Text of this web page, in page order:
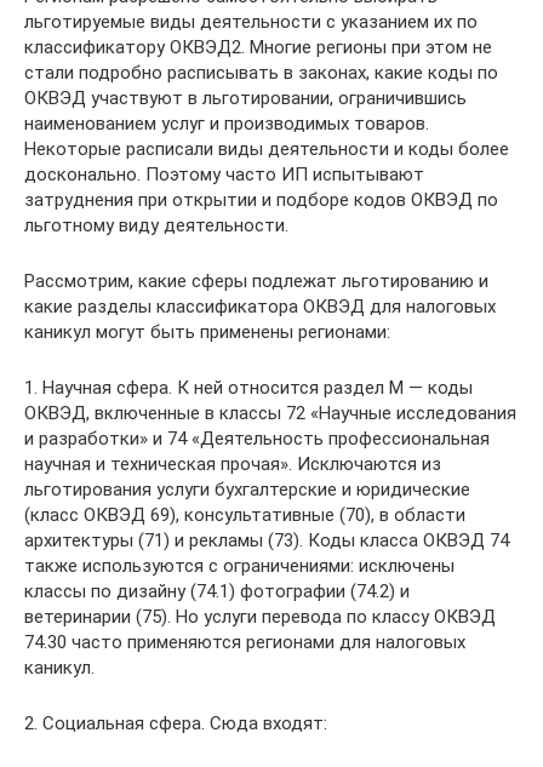
льготируемые виды деятельности с указанием их по
классификатору ОКВЭД2. Многие регионы при этом не
стали подробно расписывать в законах, какие коды по
ОКВЭД участвуют в льготировании, ограничившись
наименованием услуг и производимых товаров.
Некоторые расписали виды деятельности и коды более
досконально. Поэтому часто ИП испытывают
затруднения при открытии и подборе кодов ОКВЭД по
льготному виду деятельности.
Рассмотрим, какие сферы подлежат льготированию и
какие разделы классификатора ОКВЭД для налоговых
каникул могут быть применены регионами:
1. Научная сфера. К ней относится раздел М — коды
ОКВЭД, включенные в классы 72 «Научные исследования
и разработки» и 74 «Деятельность профессиональная
научная и техническая прочая». Исключаются из
льготирования услуги бухгалтерские и юридические
(класс ОКВЭД 69), консультативные (70), в области
архитектуры (71) и рекламы (73). Коды класса ОКВЭД 74
также используются с ограничениями: исключены
классы по дизайну (74.1) фотографии (74.2) и
ветеринарии (75). Но услуги перевода по классу ОКВЭД
74.30 часто применяются регионами для налоговых
каникул.
2. Социальная сфера. Сюда входят: